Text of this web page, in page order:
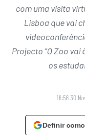
com uma visita
Lisboa que vai
Projecto “O Zoo
os
16:56 30
Definir